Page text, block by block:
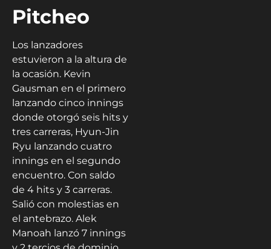
Pitcheo
Los lanzadores
estuvieron a la altura de
la ocasión. Kevin
Gausman en el primero
lanzando cinco innings
donde otorgó seis hits y
tres carreras, Hyun-Jin
Ryu lanzando cuatro
innings en el segundo
encuentro. Con saldo
de 4 hits y 3 carreras.
Salió con molestias en
el antebrazo. Alek
Manoah lanzó 7 innings